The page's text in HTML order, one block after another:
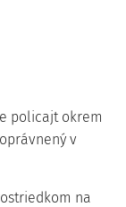
policajt okrem
oprávnený v
na